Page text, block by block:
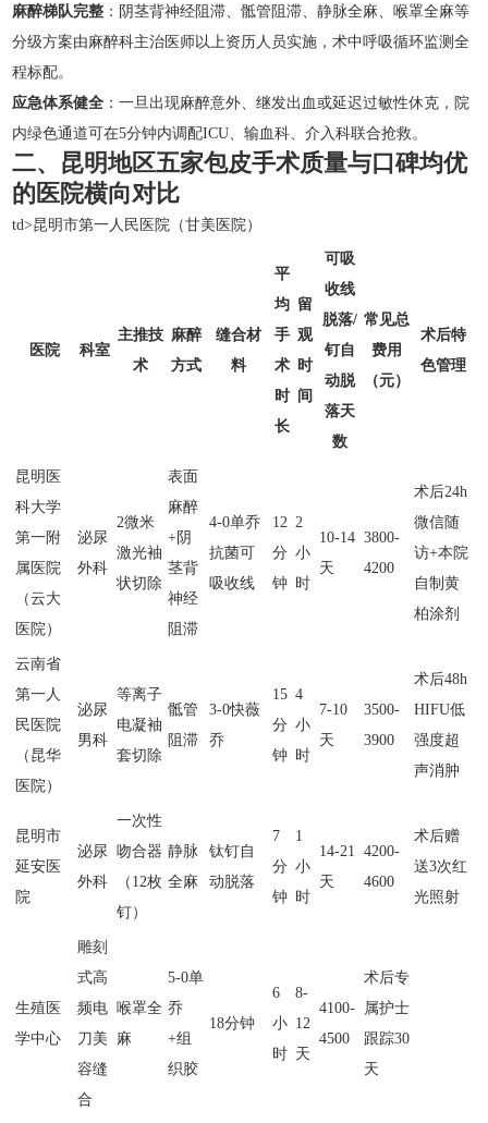
麻醉梯队完整 ：阴茎背神经阻滞、骶管阻滞、静脉全麻、喉罩全麻等
分级方案由麻醉科主治医师以上资历人员实施，术中呼吸循环监测全
程标配。
应急体系健全 ：一旦出现麻醉意外、继发出血或延迟过敏性休克，院
内绿色通道可在5分钟内调配ICU、输血科、介入科联合抢救。
二、昆明地区五家包皮手术质量与口碑均优
的医院横向对比
td>昆明市第一人民医院（甘美医院）
医院 科室
主推技
术
麻醉
方式
缝合材
料
平
均
手
术
时
长
留
观
时
间
可吸
收线
脱落/
钉自
动脱
落天
数
常见总
费用
（元）
术后特
色管理
昆明医
科大学
第一附
属医院
（云大
医院）
泌尿
外科
2微米
激光袖
状切除
表面
麻醉
+阴
茎背
神经
阻滞
4-0单乔
抗菌可
吸收线
12
分
钟
2
小
时
10-14
天
3800-
4200
术后24h
微信随
访+本院
自制黄
柏涂剂
云南省
第一人
民医院
（昆华
医院）
泌尿
男科
等离子
电凝袖
套切除
骶管
阻滞
3-0快薇
乔
15
分
钟
4
小
时
7-10
天
3500-
3900
术后48h
HIFU低
强度超
声消肿
昆明市
延安医
院
泌尿
外科
一次性
吻合器
（12枚
钉）
静脉
全麻
钛钉自
动脱落
7
分
钟
1
小
时
14-21
天
4200-
4600
术后赠
送3次红
光照射
生殖医
学中心
雕刻
式高
频电
刀美
容缝
合
喉罩全
麻
5-0单
乔
+组
织胶
18分钟
6
小
时
8-
12
天
4100-
4500
术后专
属护士
跟踪30
天